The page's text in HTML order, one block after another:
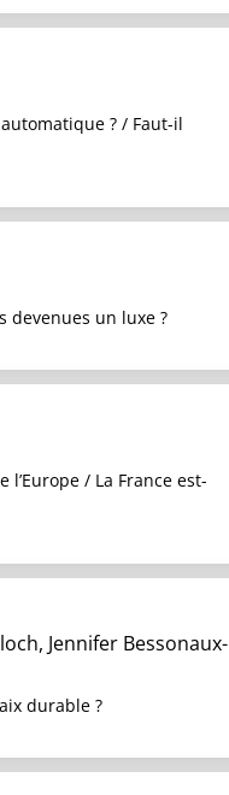
? / Faut-il
devenues un luxe ?
/ La France est-
Jennifer Bessonaux-
durable ?